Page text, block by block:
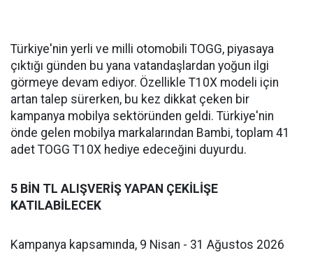
Türkiye'nin yerli ve milli otomobili TOGG, piyasaya
çıktığı günden bu yana vatandaşlardan yoğun ilgi
görmeye devam ediyor. Özellikle T10X modeli için
artan talep sürerken, bu kez dikkat çeken bir
kampanya mobilya sektöründen geldi. Türkiye'nin
önde gelen mobilya markalarından Bambi, toplam 41
adet TOGG T10X hediye edeceğini duyurdu.
5 BİN TL ALIŞVERİŞ YAPAN ÇEKİLİŞE
KATILABİLECEK
Kampanya kapsamında, 9 Nisan - 31 Ağustos 2026